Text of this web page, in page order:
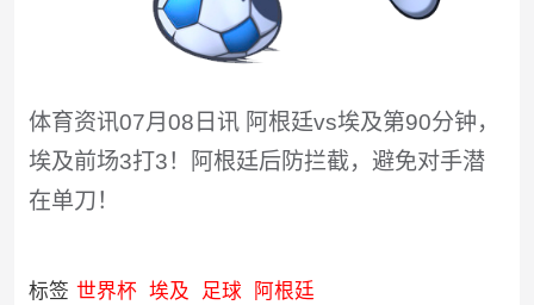
体育资讯07月08日讯 阿根廷vs埃及第90分钟，
埃及前场3打3！阿根廷后防拦截，避免对手潜
在单刀！
标签 世界杯 埃及 足球 阿根廷